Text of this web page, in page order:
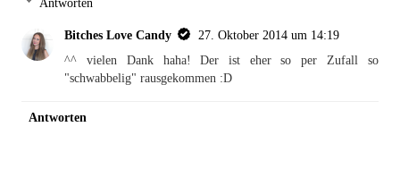
Bitches Love Candy
27. Oktober 2014 um 14:19
^^ vielen Dank haha! Der ist eher so per Zufall so
"schwabbelig" rausgekommen :D
Antworten